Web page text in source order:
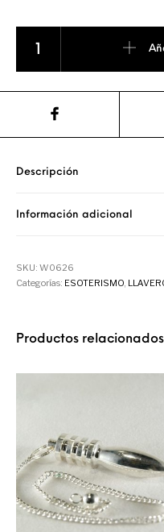
Descripción
Información adicional
SKU:W0626
Categorías: ESOTERISMO,
Productos relacionados